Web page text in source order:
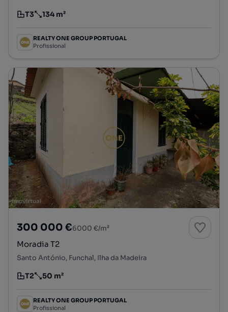
Tipologia
T3
Preço por metro quadrado
134 m²
REALTY ONE GROUP PORTUGAL
Profissional
300 000 €6000 €/m²
Moradia T2
Santo António, Funchal, Ilha da Madeira
Tipologia
T2
Preço por metro quadrado
50 m²
REALTY ONE GROUP PORTUGAL
Profissional